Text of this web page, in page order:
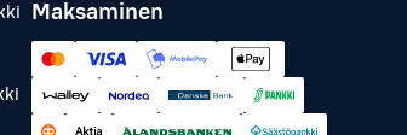
Maksaminen